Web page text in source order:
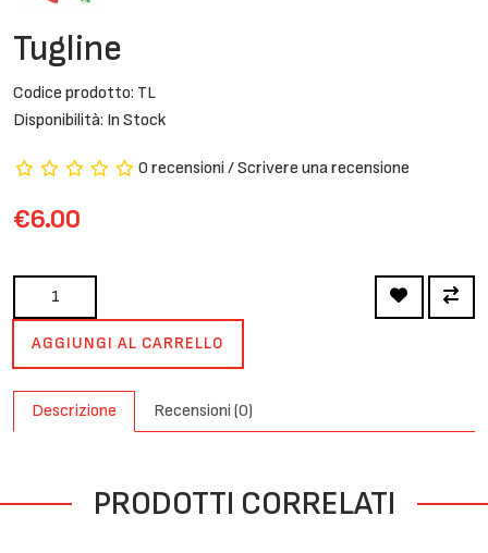
Tugline
Codice prodotto: TL
Disponibilità: In Stock
0 recensioni /Scrivere una recensione
€6.00
AGGIUNGI AL CARRELLO
Descrizione Recensioni (0)
PRODOTTI CORRELATI